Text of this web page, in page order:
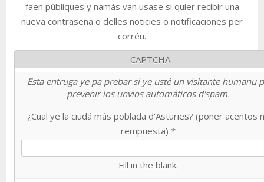
faen públiques y namás van usase si quier recibir una
nueva contraseña o delles noticies o notificaciones per
corréu.
CAPTCHA
Esta entruga ye pa prebar si ye usté un visitante humanu
prevenir los unvios automáticos d'spam.
¿Cual ye la ciudá más poblada d'Asturies? (poner acentos
rempuesta) *
Fill in the blank.